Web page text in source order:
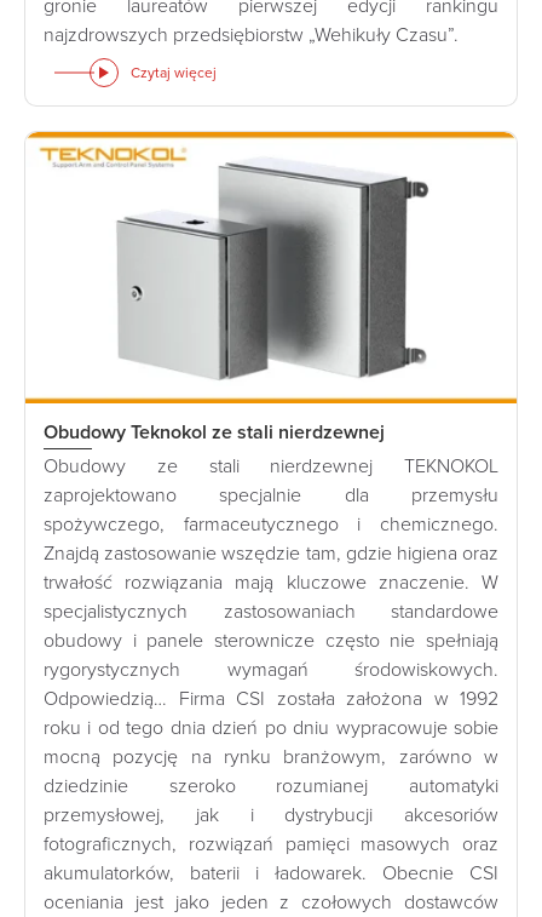
gronie laureatów pierwszej edycji rankingu
najzdrowszych przedsiębiorstw „Wehikuły Czasu”.
Czytaj więcej
Obudowy Teknokol ze stali nierdzewnej
Obudowy ze stali nierdzewnej TEKNOKOL
zaprojektowano specjalnie dla przemysłu
spożywczego, farmaceutycznego i chemicznego.
Znajdą zastosowanie wszędzie tam, gdzie higiena oraz
trwałość rozwiązania mają kluczowe znaczenie. W
specjalistycznych zastosowaniach standardowe
obudowy i panele sterownicze często nie spełniają
rygorystycznych wymagań środowiskowych.
Odpowiedzią… Firma CSI została założona w 1992
roku i od tego dnia dzień po dniu wypracowuje sobie
mocną pozycję na rynku branżowym, zarówno w
dziedzinie szeroko rozumianej automatyki
przemysłowej, jak i dystrybucji akcesoriów
fotograficznych, rozwiązań pamięci masowych oraz
akumulatorków, baterii i ładowarek. Obecnie CSI
oceniania jest jako jeden z czołowych dostawców